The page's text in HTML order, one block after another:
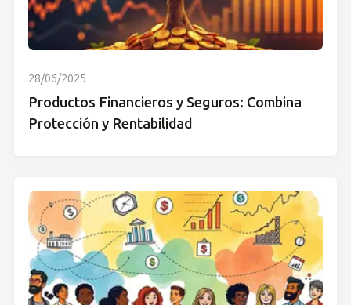
28/06/2025
Productos Financieros y Seguros: Combina
Protección y Rentabilidad